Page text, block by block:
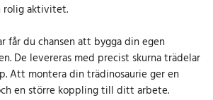
rolig aktivitet.
får du chansen att bygga din egen
De levereras med precist skurna trädelar
Att montera din trädinosaurie ger en
en större koppling till ditt arbete.